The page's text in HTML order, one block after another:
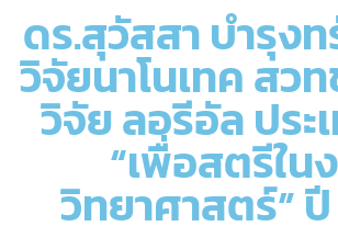
ดร.สุวัสสา บำรุง
วิจัยนาโนเทค สว
วิจัย ลอรีอัล ประ
“เพื่อสตรีใน
วิทยาศาสตร์”